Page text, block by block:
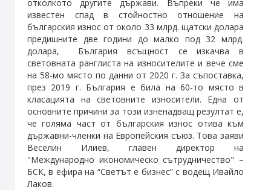
отколкото другите държави. Въпреки че има
известен спад в стойностно отношение на
българския износ от около 33 млрд. щатски долара
предишните две години до малко под 32 млрд.
долара, България всъщност се изкачва в
световната ранглиста на износителите и вече сме
на 58-мо място по данни от 2020 г. За съпоставка,
през 2019 г. България е била на 60-то място в
класацията на световните износители. Една от
основните причини за този изненадващ резултат е,
че голяма част от българския износ отива към
държавни-членки на Европейския съюз. Това заяви
Веселин Илиев, главен директор на
"Международно икономическо сътрудничество" –
БСК, в ефира на “Светът е бизнес” с водещ Ивайло
Лаков.